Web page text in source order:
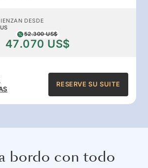
DESDE
52.300 US$
47.070 US$
RESERVE SU SUITE
bordo con todo